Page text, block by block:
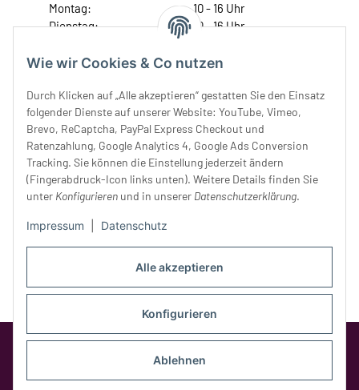
Alle akzeptieren
Konfigurieren
Ablehnen
Wie wir Cookies & Co nutzen
Durch Klicken auf „Alle akzeptieren“ gestatten Sie den Einsatz
folgender Dienste auf unserer Website: YouTube, Vimeo,
Brevo, ReCaptcha, PayPal Express Checkout und
Ratenzahlung, Google Analytics 4, Google Ads Conversion
Tracking. Sie können die Einstellung jederzeit ändern
(Fingerabdruck-Icon links unten). Weitere Details finden Sie
unter Konfigurieren und in unserer Datenschutzerklärung.
Impressum Datenschutz
Montag:
10 - 16 Uhr
Dienstag:
10 - 16 Uhr
Donnerstag:
10 - 18 Uhr
Samstag:
10 - 14 Uhr
Unser Service
Rechtliches
Google Analytics deaktivierenStatus: